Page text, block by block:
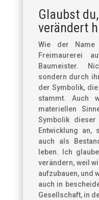
Glaubst
verändert
Wie der
Freimaurerei
Baumeister.
sondern durch
der Symbolik,
stammt. Auch
materiellen
Symbolik
Entwicklung an,
auch als
leben. Ich
verändern, weil
aufzubauen, und
auch in
Gesellschaft, in